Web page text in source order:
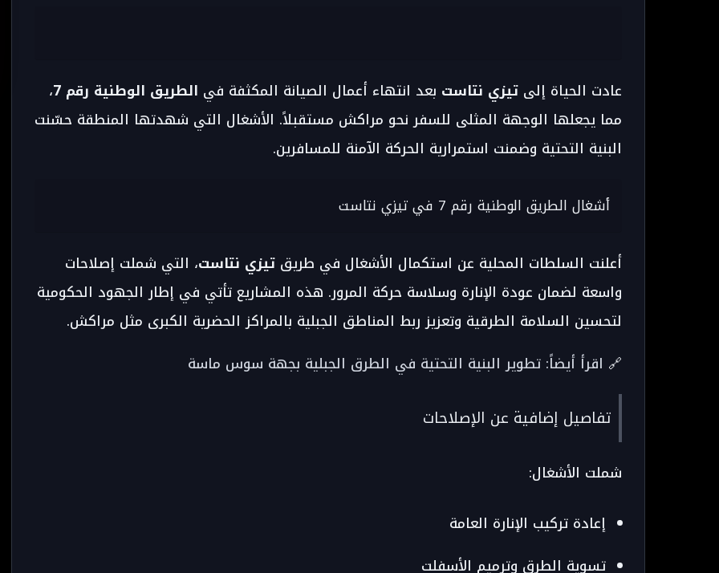
عادت الحياة إلى تيزي نتاست بعد انتهاء أعمال الصيانة المكثفة في الطريق الوطنية رقم 7 ،
مما يجعلها الوجهة المثلى للسفر نحو مراكش مستقبلاً. الأشغال التي شهدتها المنطقة حسّنت
البنية التحتية وضمنت استمرارية الحركة الآمنة للمسافرين.
أشغال الطريق الوطنية رقم 7 في تيزي نتاست
أعلنت السلطات المحلية عن استكمال الأشغال في طريق تيزي نتاست، التي شملت إصلاحات
واسعة لضمان عودة الإنارة وسلاسة حركة المرور. هذه المشاريع تأتي في إطار الجهود الحكومية
لتحسين السلامة الطرقية وتعزيز ربط المناطق الجبلية بالمراكز الحضرية الكبرى مثل مراكش.
🔗 اقرأ أيضاً: تطوير البنية التحتية في الطرق الجبلية بجهة سوس ماسة
تفاصيل إضافية عن الإصلاحات
شملت الأشغال:
إعادة تركيب الإنارة العامة
تسوية الطرق وترميم الأسفلت